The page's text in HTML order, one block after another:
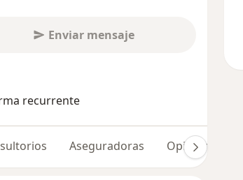
Enviar mensaje
recurrente
Aseguradoras Opiniones (825)